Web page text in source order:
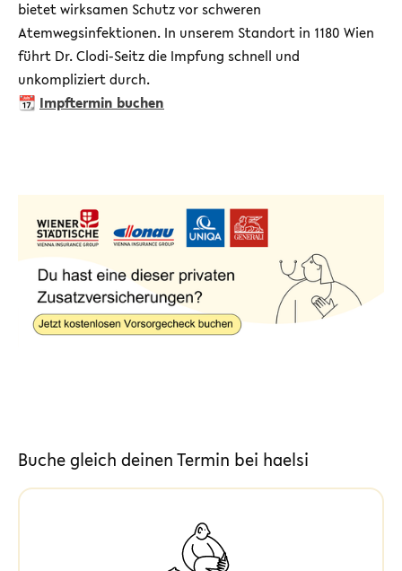
bietet wirksamen Schutz vor schweren
Atemwegsinfektionen. In unserem Standort in 1180 Wien
führt Dr. Clodi-Seitz die Impfung schnell und
unkompliziert durch.
📆 Impftermin buchen
Buche gleich deinen Termin bei haelsi